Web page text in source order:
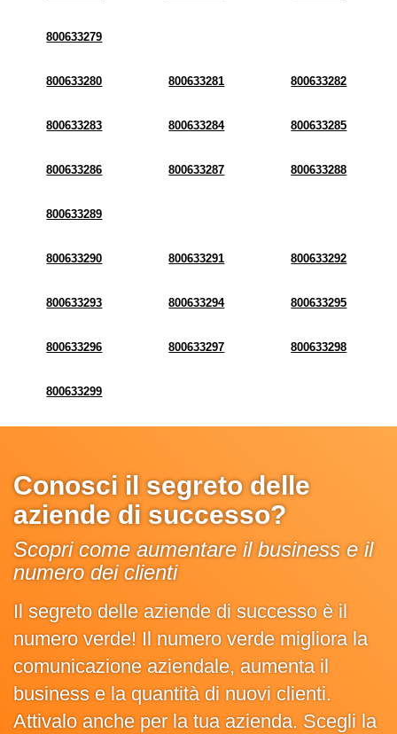
800633279
800633280 800633281 800633282
800633283 800633284 800633285
800633286 800633287 800633288
800633289
800633290 800633291 800633292
800633293 800633294 800633295
800633296 800633297 800633298
800633299
Conosci il segreto delle
aziende di successo?
Scopri come aumentare il business e il
numero dei clienti
Il segreto delle aziende di successo è il
numero verde! Il numero verde migliora la
comunicazione aziendale, aumenta il
business e la quantità di nuovi clienti.
Attivalo anche per la tua azienda. Scegli la